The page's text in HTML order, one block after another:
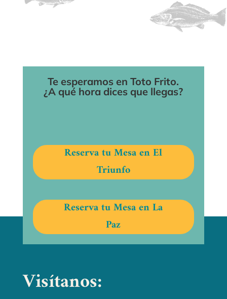
Te esperamos en Toto Frito.
¿A qué hora dices que llegas?
Reserva tu Mesa en El
Triunfo
Reserva tu Mesa en La
Paz
Visítanos: